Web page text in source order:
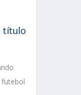
título